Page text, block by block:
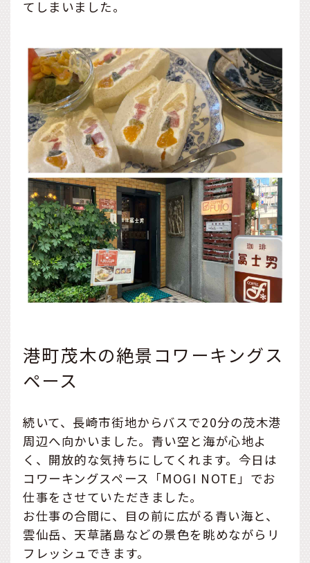
てしまいました。
港町茂木の絶景コワーキングス
ペース
続いて、長崎市街地からバスで20分の茂木港
周辺へ向かいました。青い空と海が心地よ
く、開放的な気持ちにしてくれます。今日は
コワーキングスペース「MOGI NOTE」でお
仕事をさせていただきました。
お仕事の合間に、目の前に広がる青い海と、
雲仙岳、天草諸島などの景色を眺めながらリ
フレッシュできます。